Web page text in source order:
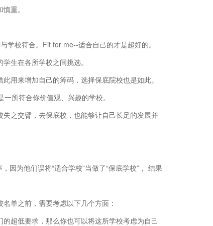
重。
学校符合。Fit for me--适合自己的才是超好的。
生在各所学校之间挑选。
用来增加自己的筹码，选择保底院校也是如此。
所符合你价值观、兴趣的学校。
之交臂，去保底校，也能够让自己长足的发展并
因为他们误将“适合学校”当做了“保底学校”， 结果
单之前，需要考虑以下几个方面：
超低要求，那么你也可以将这所学校考虑为自己